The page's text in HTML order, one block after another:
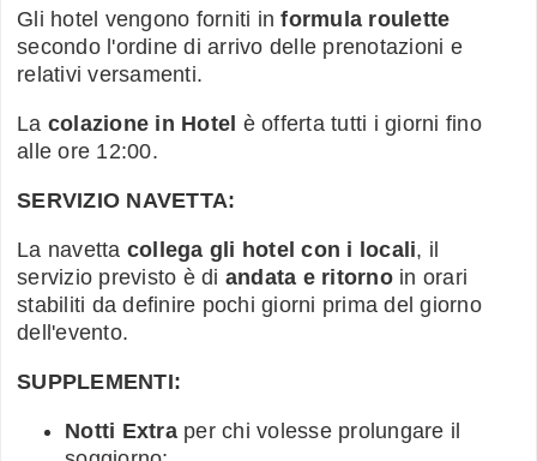
Gli hotel vengono forniti informula roulette
secondo l'ordine di arrivo delle prenotazioni e
relativi versamenti.
La colazione in Hotel è offerta tutti i giorni fino
alle ore 12:00.
SERVIZIO NAVETTA:
La navetta collega gli hotel con i locali, il
servizio previsto è di andata e ritornoin orari
stabiliti da definire pochi giorni prima del giorno
dell'evento.
SUPPLEMENTI:
Notti Extraper chi volesse prolungare il